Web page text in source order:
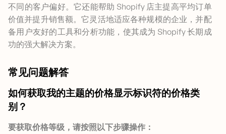
不同的客户偏好。它还能帮助 Shopify 店主提高平均订单
价值并提升销售额。它灵活地适应各种规模的企业，并配
备用户友好的工具和分析功能，使其成为 Shopify 长期成
功的强大解决方案。
常见问题解答
如何获取我的主题的价格显示标识符的价格类
别？
要获取价格等级，请按照以下步骤操作：